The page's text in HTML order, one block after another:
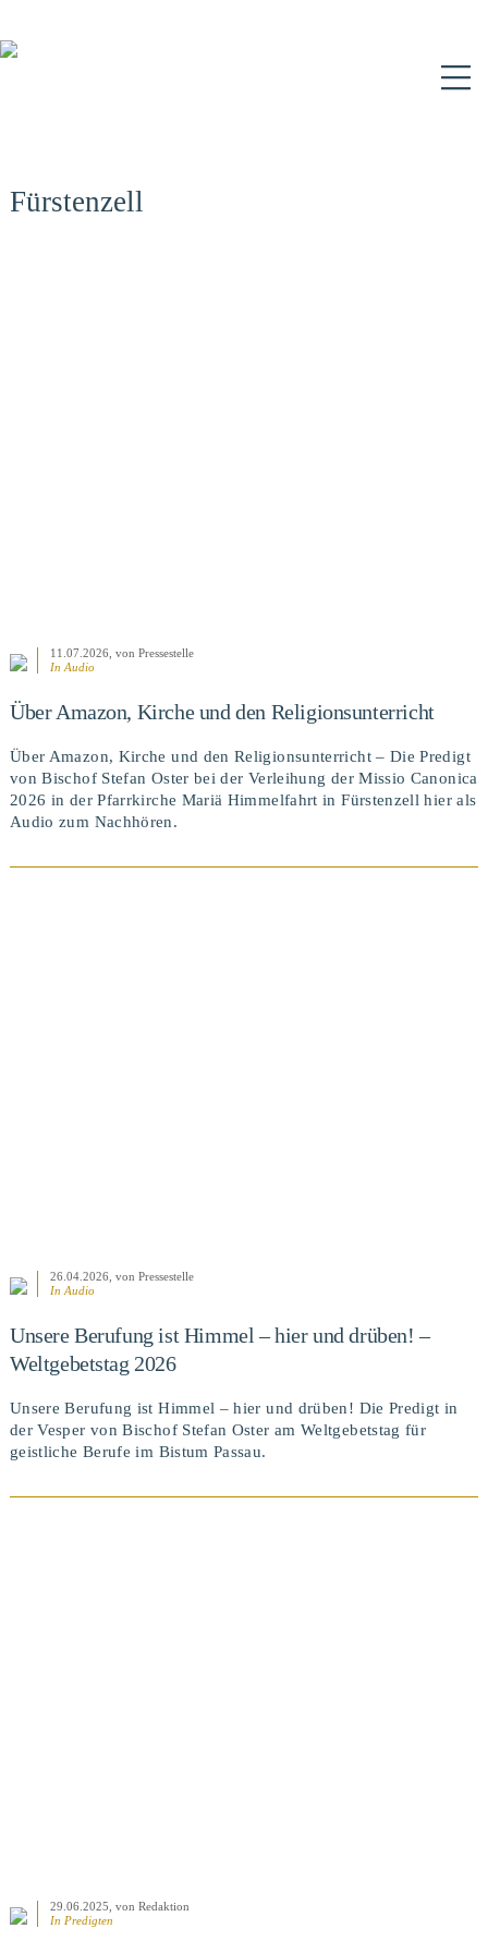
Fürstenzell
11.07.2026 , von Pressestelle
In Audio
Über Amazon, Kirche und den Religionsunterricht
Über Amazon, Kirche und den Religionsunterricht – Die Predigt
von Bischof Stefan Oster bei der Verleihung der Missio Canonica
2026 in der Pfarrkirche Mariä Himmelfahrt in Fürstenzell hier als
Audio zum Nachhören.
26.04.2026 , von Pressestelle
In Audio
Unsere Berufung ist Himmel – hier und drüben! –
Weltgebetstag 2026
Unsere Berufung ist Himmel – hier und drüben! Die Predigt in
der Vesper von Bischof Stefan Oster am Weltgebetstag für
geistliche Berufe im Bistum Passau.
29.06.2025 , von Redaktion
In Predigten